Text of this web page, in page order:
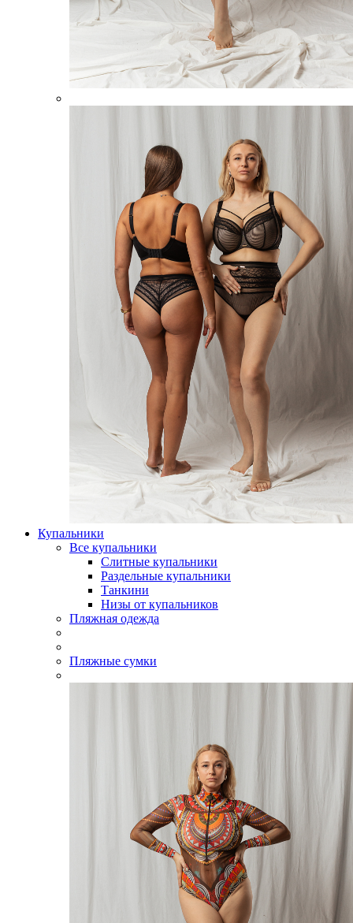
Купальники
Все купальники
Слитные купальники
Раздельные купальники
Танкини
Низы от купальников
Пляжная одежда
Пляжные сумки